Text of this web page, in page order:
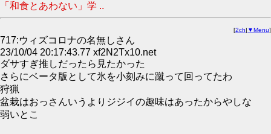
「和食とあわない」学 ..
[2ch| ▼Menu]
717:ウィズコロナの名無しさん
23/10/04 20:17:43.77 xf2N2Tx10.net
ダサすぎ推しだったら見たかった
さらにベータ版として氷を小刻みに蹴って回ってたわ
狩猟
盆栽はおっさんいうよりジジイの趣味はあったからやしな
弱いとこ